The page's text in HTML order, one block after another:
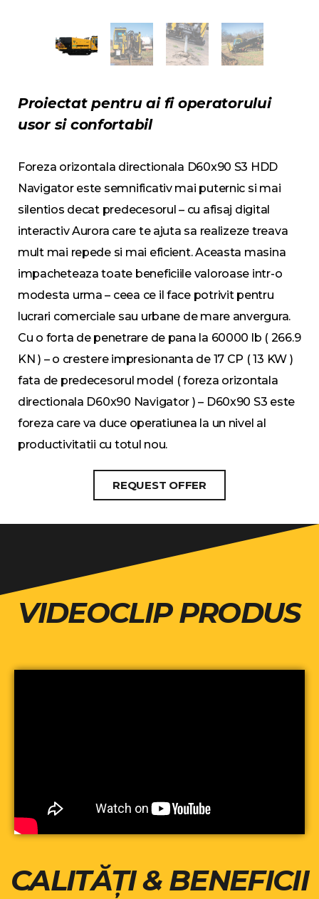
Proiectat pentru ai fi operatorului
usor si confortabil
Foreza orizontala directionala D60x90 S3 HDD
Navigator este semnificativ mai puternic si mai
silentios decat predecesorul – cu afisaj digital
interactiv Aurora care te ajuta sa realizeze treava
mult mai repede si mai eficient. Aceasta masina
impacheteaza toate beneficiile valoroase intr-o
modesta urma – ceea ce il face potrivit pentru
lucrari comerciale sau urbane de mare anvergura.
Cu o forta de penetrare de pana la 60000 lb ( 266.9
KN ) – o crestere impresionanta de 17 CP ( 13 KW )
fata de predecesorul model ( foreza orizontala
directionala D60x90 Navigator ) – D60x90 S3 este
foreza care va duce operatiunea la un nivel al
productivitatii cu totul nou.
REQUEST OFFER
VIDEOCLIP PRODUS
CALITĂȚI & BENEFICII